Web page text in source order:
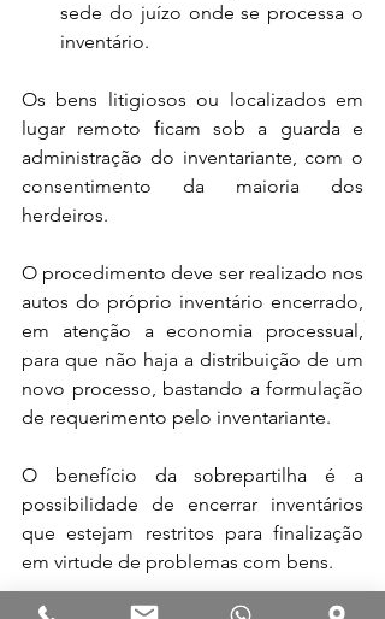
sede do juízo onde se processa o
inventário.
Os bens litigiosos ou localizados em
lugar remoto ficam sob a guarda e
administração do inventariante, com o
consentimento da maioria dos
herdeiros.
O procedimento deve ser realizado nos
autos do próprio inventário encerrado,
em atenção a economia processual,
para que não haja a distribuição de um
novo processo, bastando a formulação
de requerimento pelo inventariante.
O benefício da sobrepartilha é a
possibilidade de encerrar inventários
que estejam restritos para finalização
em virtude de problemas com bens.